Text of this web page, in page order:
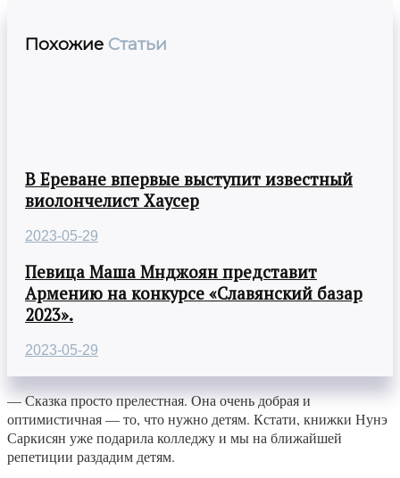
Похожие Статьи
В Ереване впервые выступит известный
виолончелист Хаусер
2023-05-29
Певица Маша Мнджоян представит
Армению на конкурсе «Славянский базар
2023».
2023-05-29
— Сказка просто прелестная. Она очень добрая и
оптимистичная — то, что нужно детям. Кстати, книжки Нунэ
Саркисян уже подарила колледжу и мы на ближайшей
репетиции раздадим детям.